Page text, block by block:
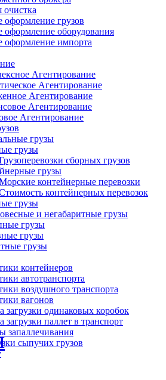
грузов
оформление оборудования
оформление импорта
Агентирование
Агентирование
Агентирование
Агентирование
Агентирование
грузы
грузы
сборных грузов
грузы
контейнерные перевозки
контейнерных перевозок
грузы
и негабаритные грузы
грузы
грузы
грузы
контейнеров
автотранспорта
воздушного транспорта
вагонов
загрузки одинаковых коробок
загрузки паллет в транспорт
запаллечивания
сыпучих грузов